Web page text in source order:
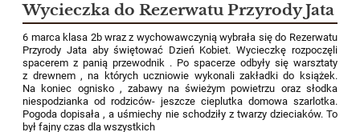
Wycieczka do Rezerwatu Przyrody Jata
6 marca klasa 2b wraz z wychowawczynią wybrała się do Rezerwatu
Przyrody Jata aby świętować Dzień Kobiet. Wycieczkę rozpoczęli
spacerem z panią przewodnik . Po spacerze odbyły się warsztaty
z drewnem , na których uczniowie wykonali zakładki do książek.
Na koniec ognisko , zabawy na świeżym powietrzu oraz słodka
niespodzianka od rodziców- jeszcze cieplutka domowa szarlotka.
Pogoda dopisała , a uśmiechy nie schodziły z twarzy dzieciaków. To
był fajny czas dla wszystkich